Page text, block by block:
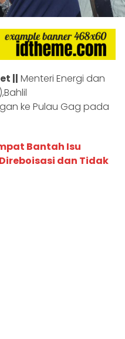
|| Menteri Energi dan
ke Pulau Gag pada
Bantah Isu
dan Tidak